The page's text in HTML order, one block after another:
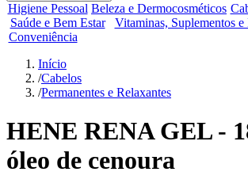
Higiene Pessoal Beleza e Dermocosméticos
Saúde e Bem Estar
Vitaminas, Suplementos
Conveniência
Início
/Cabelos
/Permanentes e Relaxantes
HENE RENA GEL -
óleo de cenoura